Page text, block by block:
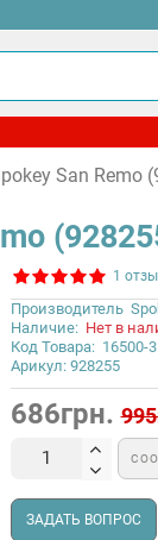
San Remo
1
Производитель
Наличие: Нет в
Код Товара: 16500-3
Арикул: 928255
686грн.
ЗАДАТЬ ВОПРОС